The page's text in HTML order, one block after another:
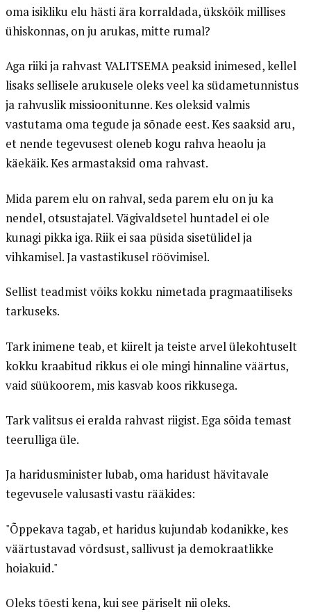
oma isikliku elu hästi ära korraldada, ükskõik millises
ühiskonnas, on ju arukas, mitte rumal?
Aga riiki ja rahvast VALITSEMA peaksid inimesed, kellel
lisaks sellisele arukusele oleks veel ka südametunnistus
ja rahvuslik missioonitunne. Kes oleksid valmis
vastutama oma tegude ja sõnade eest. Kes saaksid aru,
et nende tegevusest oleneb kogu rahva heaolu ja
käekäik. Kes armastaksid oma rahvast.
Mida parem elu on rahval, seda parem elu on ju ka
nendel, otsustajatel. Vägivaldsetel huntadel ei ole
kunagi pikka iga. Riik ei saa püsida sisetülidel ja
vihkamisel. Ja vastastikusel röövimisel.
Sellist teadmist võiks kokku nimetada pragmaatiliseks
tarkuseks.
Tark inimene teab, et kiirelt ja teiste arvel ülekohtuselt
kokku kraabitud rikkus ei ole mingi hinnaline väärtus,
vaid süükoorem, mis kasvab koos rikkusega.
Tark valitsus ei eralda rahvast riigist. Ega sõida temast
teerulliga üle.
Ja haridusminister lubab, oma haridust hävitavale
tegevusele valusasti vastu rääkides:
"Õppekava tagab, et haridus kujundab kodanikke, kes
väärtustavad võrdsust, sallivust ja demokraatlikke
hoiakuid."
Oleks tõesti kena, kui see päriselt nii oleks.